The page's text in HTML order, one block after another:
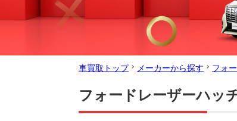
車買取トップ メーカーから探す フォ
フォードレーザーハッ